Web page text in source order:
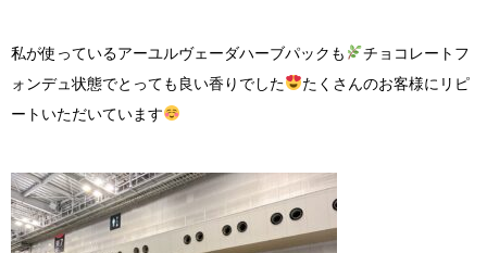
私が使っているアーユルヴェーダハーブパックも
チョコレートフ
ォンデュ状態でとっても良い香りでした
たくさんのお客様にリピ
ートいただいています